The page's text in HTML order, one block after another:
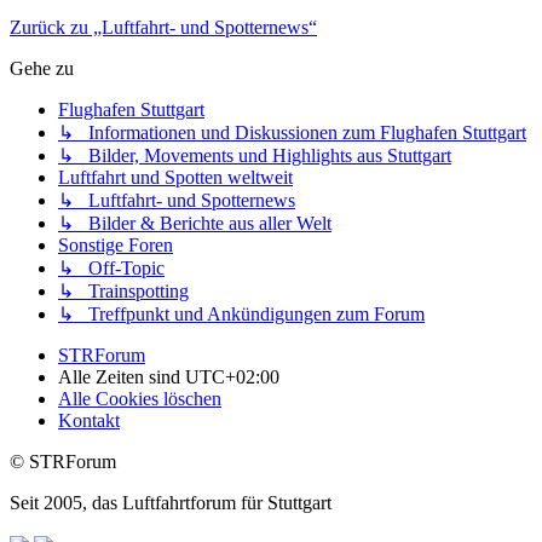
Zurück zu „Luftfahrt- und Spotternews“
Gehe zu
Flughafen Stuttgart
↳ Informationen und Diskussionen zum Flughafen Stuttgart
↳ Bilder, Movements und Highlights aus Stuttgart
Luftfahrt und Spotten weltweit
↳ Luftfahrt- und Spotternews
↳ Bilder & Berichte aus aller Welt
Sonstige Foren
↳ Off-Topic
↳ Trainspotting
↳ Treffpunkt und Ankündigungen zum Forum
STRForum
Alle Zeiten sind UTC+02:00
Alle Cookies löschen
Kontakt
© STRForum
Seit 2005, das Luftfahrtforum für Stuttgart